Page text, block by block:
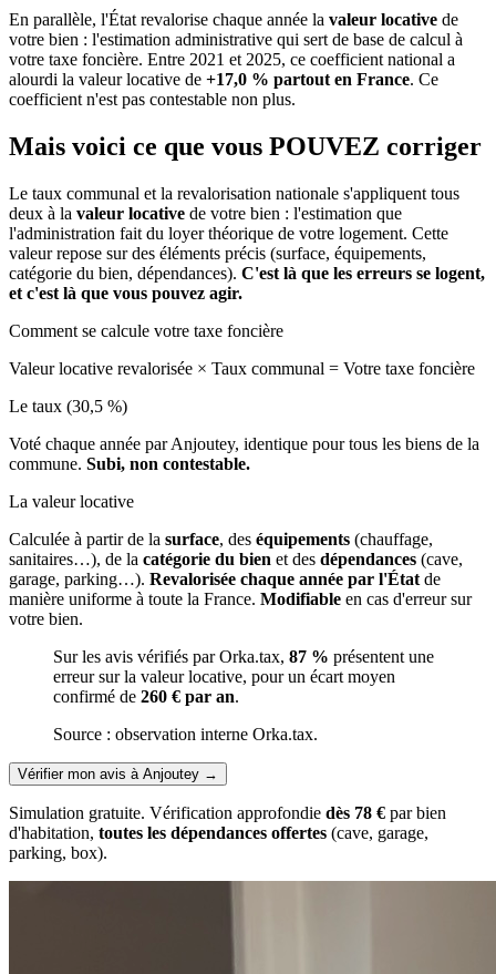
En parallèle, l'État revalorise chaque année la valeur locative de
votre bien : l'estimation administrative qui sert de base de calcul à
votre taxe foncière. Entre 2021 et 2025, ce coefficient national a
alourdi la valeur locative de +17,0 % partout en France. Ce
coefficient n'est pas contestable non plus.
Mais voici ce que vous POUVEZ corriger
Le taux communal et la revalorisation nationale s'appliquent tous
deux à la valeur locative de votre bien : l'estimation que
l'administration fait du loyer théorique de votre logement. Cette
valeur repose sur des éléments précis (surface, équipements,
catégorie du bien, dépendances). C'est là que les erreurs se logent,
et c'est là que vous pouvez agir.
Comment se calcule votre taxe foncière
Valeur locative revalorisée × Taux communal = Votre taxe foncière
Le taux (30,5 %)
Voté chaque année par Anjoutey, identique pour tous les biens de la
commune. Subi, non contestable.
La valeur locative
Calculée à partir de la surface, des équipements (chauffage,
sanitaires…), de la catégorie du bien et des dépendances (cave,
garage, parking…). Revalorisée chaque année par l'État de
manière uniforme à toute la France. Modifiable en cas d'erreur sur
votre bien.
Sur les avis vérifiés par Orka.tax, 87 % présentent une
erreur sur la valeur locative, pour un écart moyen
confirmé de 260 € par an.
Source : observation interne Orka.tax.
Vérifier mon avis à Anjoutey →
Simulation gratuite. Vérification approfondie dès 78 € par bien
d'habitation, toutes les dépendances offertes (cave, garage,
parking, box).